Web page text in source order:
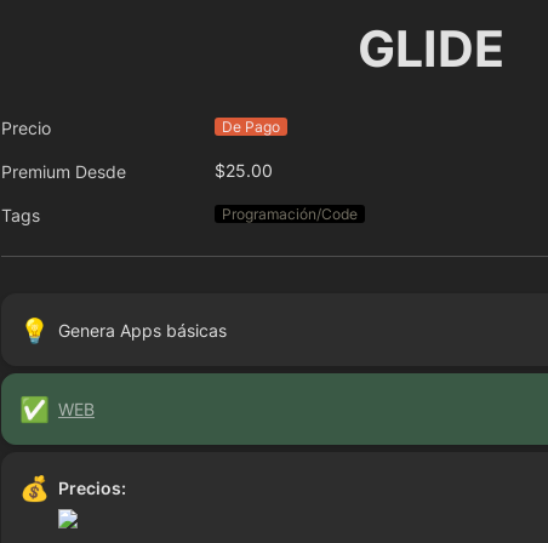
GLIDE
Precio De Pago
Premium Desde $25.00
Tags Programación/Code
💡 Genera Apps básicas
✅ WEB
💰 Precios: